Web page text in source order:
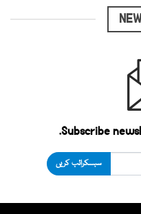
Subscribe
سبسکرائب کریں